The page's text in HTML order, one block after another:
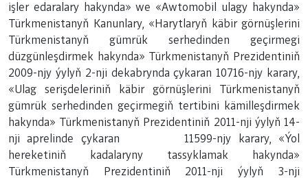
işler edaralary hakynda» we «Awtomobil ulagy hakynda»
Türkmenistanyň Кanunlary, «Harytlaryň käbir görnüşlerini
Türkmenistanyň gümrük serhedinden geçirmegi
düzgünleşdirmek hakynda» Türkmenistanyň Prezidentiniň
2009-njy ýylyň 2-nji dekabrynda çykaran 10716-njy karary,
«Ulag serişdeleriniň käbir görnüşlerini Türkmenistanyň
gümrük serhedinden geçirmegiň tertibini kämilleşdirmek
hakynda» Türkmenistanyň Prezidentiniň 2011-nji ýylyň 14-
nji aprelinde çykaran 11599-njy karary, «Ýol
hereketiniň kadalaryny tassyklamak hakynda»
Türkmenistanyň Prezidentiniň 2011-nji ýylyň 3-nji